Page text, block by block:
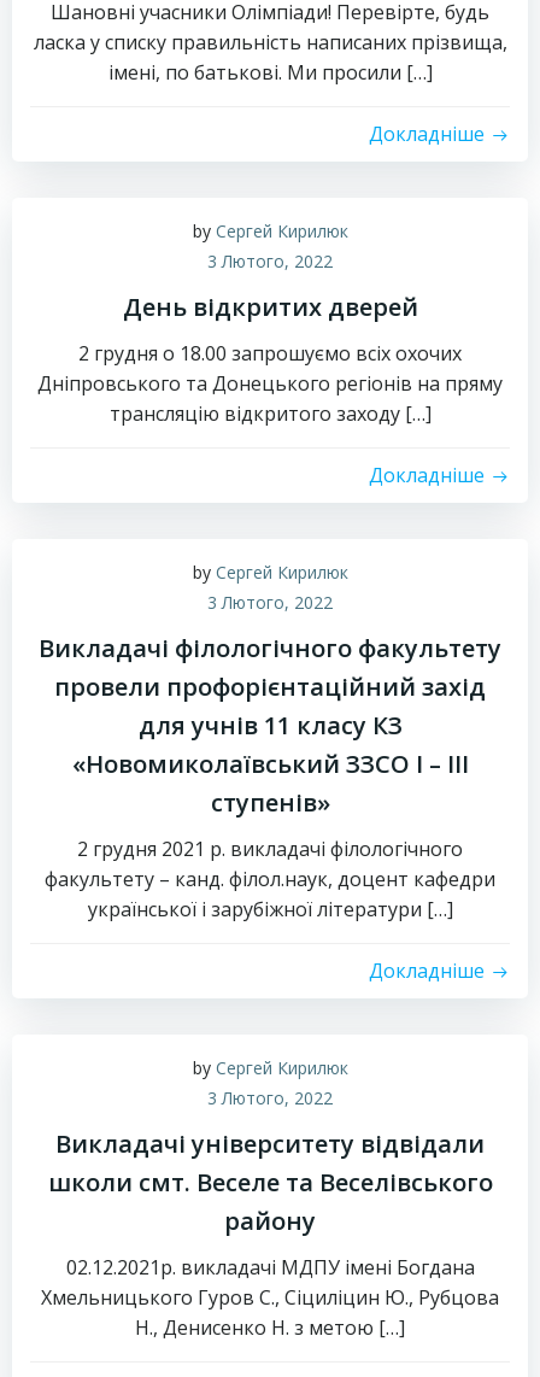
Шановні учасники Олімпіади! Перевірте, будь
ласка у списку правильність написаних прізвища,
імені, по батькові. Ми просили […]
Докладніше
by Сергей Кирилюк
3 Лютого, 2022
День відкритих дверей
2 грудня о 18.00 запрошуємо всіх охочих
Дніпровського та Донецького регіонів на пряму
трансляцію відкритого заходу […]
Докладніше
by Сергей Кирилюк
3 Лютого, 2022
Викладачі філологічного факультету
провели профорієнтаційний захід
для учнів 11 класу КЗ
«Новомиколаївський ЗЗСО І – ІІІ
ступенів»
2 грудня 2021 р. викладачі філологічного
факультету – канд. філол.наук, доцент кафедри
української і зарубіжної літератури […]
Докладніше
by Сергей Кирилюк
3 Лютого, 2022
Викладачі університету відвідали
школи смт. Веселе та Веселівського
району
02.12.2021р. викладачі МДПУ імені Богдана
Хмельницького Гуров С., Сіциліцин Ю., Рубцова
Н., Денисенко Н. з метою […]